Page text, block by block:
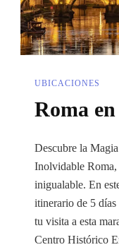
UBICACIONES
Roma
Descubre la
Inolvidable Roma,
inigualable. En
itinerario de 5
tu visita a esta
Centro Histórico